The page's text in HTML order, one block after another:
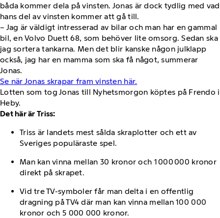
båda kommer dela på vinsten. Jonas är dock tydlig med vad
hans del av vinsten kommer att gå till.
– Jag är väldigt intresserad av bilar och man har en gammal
bil, en Volvo Duett 68, som behöver lite omsorg. Sedan ska
jag sortera tankarna. Men det blir kanske någon julklapp
också, jag har en mamma som ska få något, summerar
Jonas.
Se när Jonas skrapar fram vinsten här.
Lotten som tog Jonas till Nyhetsmorgon köptes på Frendo i
Heby.
Det här är Triss:
Triss är landets mest sålda skraplotter och ett av
Sveriges populäraste spel.
Man kan vinna mellan 30 kronor och 1000000 kronor
direkt på skrapet.
Vid tre TV-symboler får man delta i en offentlig
dragning på TV4 där man kan vinna mellan 100 000
kronor och 5 000 000 kronor.